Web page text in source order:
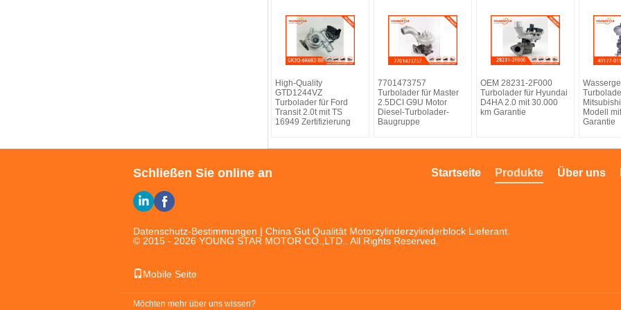
High-Quality
GTD1244VZ
Turbolader für Ford
Transit 2.0t mit TS
16949 Zertifizierung
7701473757
Turbolader für Master
2.5DCI G9U Motor
Diesel-Turbolader-
Baugruppe
OEM 28231-2F000
Turbolader für Hyundai
D4HA 2.0 mit 30.000
km Garantie
Mitsubishi
Modell
Garantie
Schließen Sie online an Über uns
Produkte
Startseite
Datenschutz-Bestimmungen | China Gut Qualität Motorzylinderzylinderblock Lieferant.
© 2015 - 2026 YOUNG STAR MOTOR CO.,LTD.. All Rights Reserved.
Mobile Seite
Möchten mehr über uns wissen?